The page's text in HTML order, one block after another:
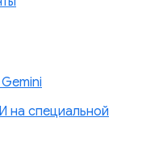
на специальной